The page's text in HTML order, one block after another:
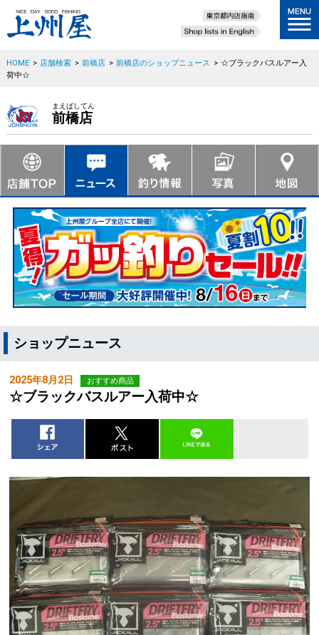
HOME > 店舗検索 > 前橋店 > 前橋店のショップニュース > ☆ブラックバスルアー入
荷中☆
まえばしてん
前橋店
ショップニュース
2025年8月2日 おすすめ商品
☆ブラックバスルアー入荷中☆